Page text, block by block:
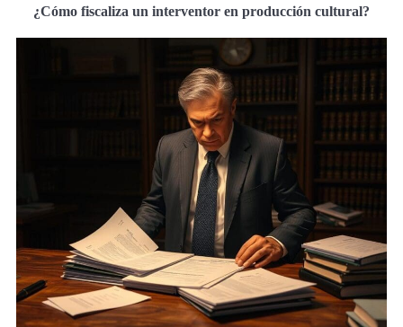
¿Cómo fiscaliza un interventor en producción cultural?